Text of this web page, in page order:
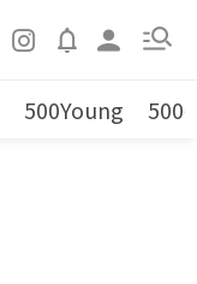
500Young 500